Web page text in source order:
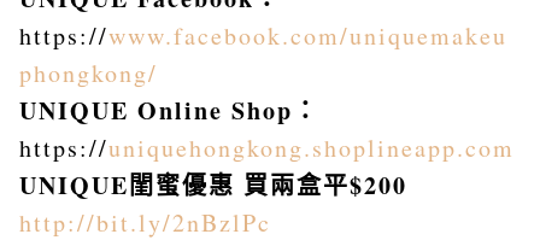
https://www.facebook.com/uniquemakeu
phongkong/
UNIQUE Online Shop ：
https://uniquehongkong.shoplineapp.com
UNIQUE閨蜜優惠 買兩盒平$200
http://bit.ly/2nBzlPc